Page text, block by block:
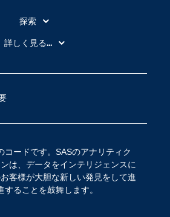
コードです。SASのアナリティク
は、データをインテリジェンスに
客様が大胆な新しい発見をして進
することを鼓舞します。
探索
SASを選ぶ理由
アクセシビリティ
サポート
ソリューション
トレーニング
詳しく見る...
ド・コンピューティング
IoT